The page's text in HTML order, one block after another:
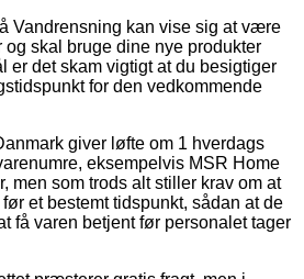
Vandrensning kan vise sig at være
og skal bruge dine nye produkter
er det skam vigtigt at du besigtiger
for den vedkommende
giver løfte om 1 hverdags
eksempelvis MSR Home
men som trods alt stiller krav om at
et bestemt tidspunkt, sådan at de
få varen betjent før personalet tager